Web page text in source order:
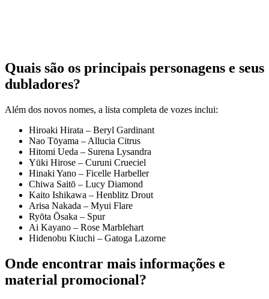
Quais são os principais personagens e seus
dubladores?
Além dos novos nomes, a lista completa de vozes inclui:
Hiroaki Hirata – Beryl Gardinant
Nao Tōyama – Allucia Citrus
Hitomi Ueda – Surena Lysandra
Yūki Hirose – Curuni Crueciel
Hinaki Yano – Ficelle Harbeller
Chiwa Saitō – Lucy Diamond
Kaito Ishikawa – Henblitz Drout
Arisa Nakada – Myui Flare
Ryōta Ōsaka – Spur
Ai Kayano – Rose Marblehart
Hidenobu Kiuchi – Gatoga Lazorne
Onde encontrar mais informações e
material promocional?